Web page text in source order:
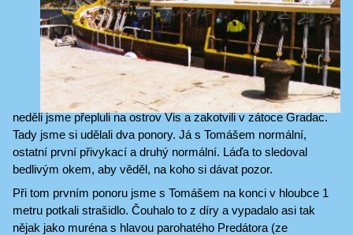
neděli jsme přepluli na ostrov Vis a zakotvili v zátoce Gradac.
Tady jsme si udělali dva ponory. Já s Tomášem normální,
ostatní první přivykací a druhý normální. Láďa to sledoval
bedlivým okem, aby věděl, na koho si dávat pozor.
Při tom prvním ponoru jsme s Tomášem na konci v hloubce 1
metru potkali strašidlo. Čouhalo to z díry a vypadalo asi tak
nějak jako muréna s hlavou parohatého Predátora (ze